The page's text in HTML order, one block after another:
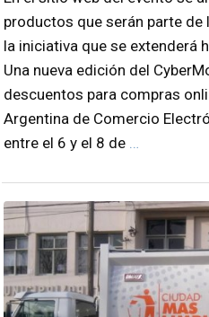
productos que serán parte de
la iniciativa que se extenderá
Una nueva edición del
descuentos para compras
Argentina de Comercio
entre el 6 y el 8 de